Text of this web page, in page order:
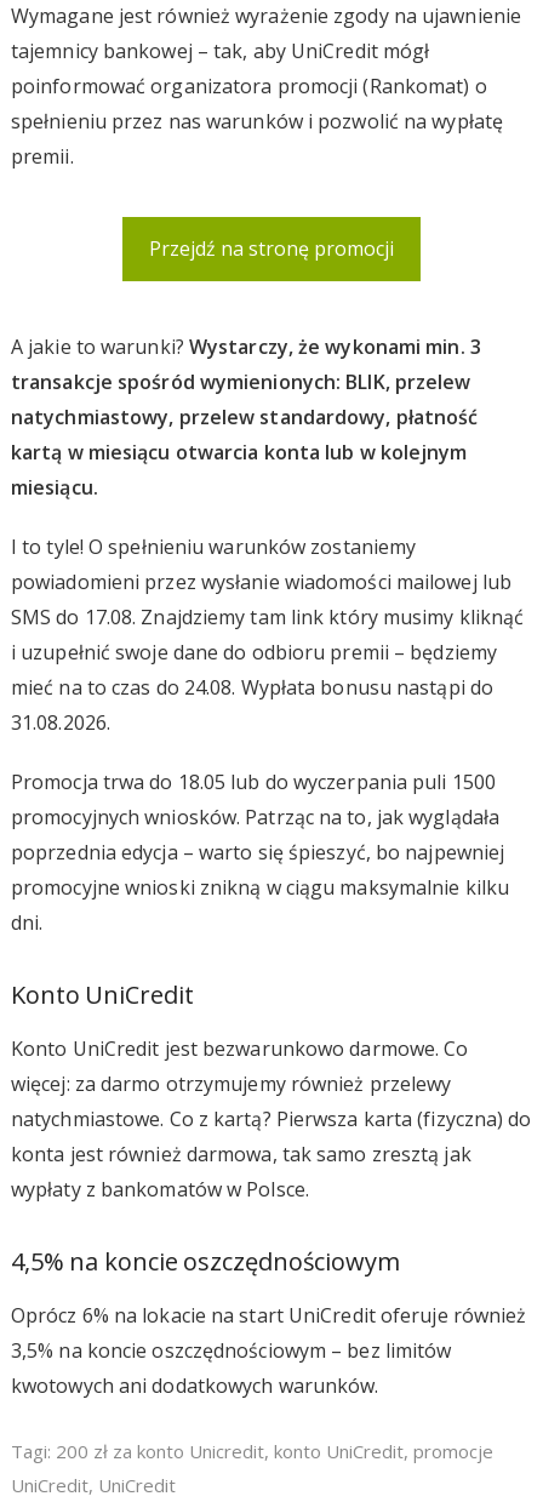
Wymagane jest również wyrażenie zgody na ujawnienie
tajemnicy bankowej – tak, aby UniCredit mógł
poinformować organizatora promocji (Rankomat) o
spełnieniu przez nas warunków i pozwolić na wypłatę
premii.
Przejdź na stronę promocji
A jakie to warunki? Wystarczy, że wykonami min. 3
transakcje spośród wymienionych: BLIK, przelew
natychmiastowy, przelew standardowy, płatność
kartą w miesiącu otwarcia konta lub w kolejnym
miesiącu.
I to tyle! O spełnieniu warunków zostaniemy
powiadomieni przez wysłanie wiadomości mailowej lub
SMS do 17.08. Znajdziemy tam link który musimy kliknąć
i uzupełnić swoje dane do odbioru premii – będziemy
mieć na to czas do 24.08. Wypłata bonusu nastąpi do
31.08.2026.
Promocja trwa do 18.05 lub do wyczerpania puli 1500
promocyjnych wniosków. Patrząc na to, jak wyglądała
poprzednia edycja – warto się śpieszyć, bo najpewniej
promocyjne wnioski znikną w ciągu maksymalnie kilku
dni.
Konto UniCredit
Konto UniCredit jest bezwarunkowo darmowe. Co
więcej: za darmo otrzymujemy również przelewy
natychmiastowe. Co z kartą? Pierwsza karta (fizyczna) do
konta jest również darmowa, tak samo zresztą jak
wypłaty z bankomatów w Polsce.
4,5% na koncie oszczędnościowym
Oprócz 6% na lokacie na start UniCredit oferuje również
3,5% na koncie oszczędnościowym – bez limitów
kwotowych ani dodatkowych warunków.
Tagi: 200 zł za konto Unicredit, konto UniCredit, promocje
UniCredit, UniCredit